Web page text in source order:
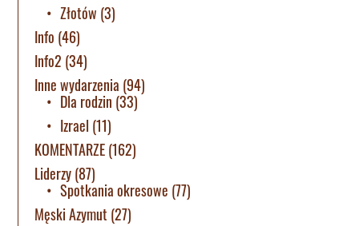
Złotów (3)
Info (46)
Info2 (34)
Inne wydarzenia (94)
Dla rodzin (33)
Izrael (11)
KOMENTARZE(162)
Liderzy(87)
Spotkania okresowe (77)
Męski Azymut (27)